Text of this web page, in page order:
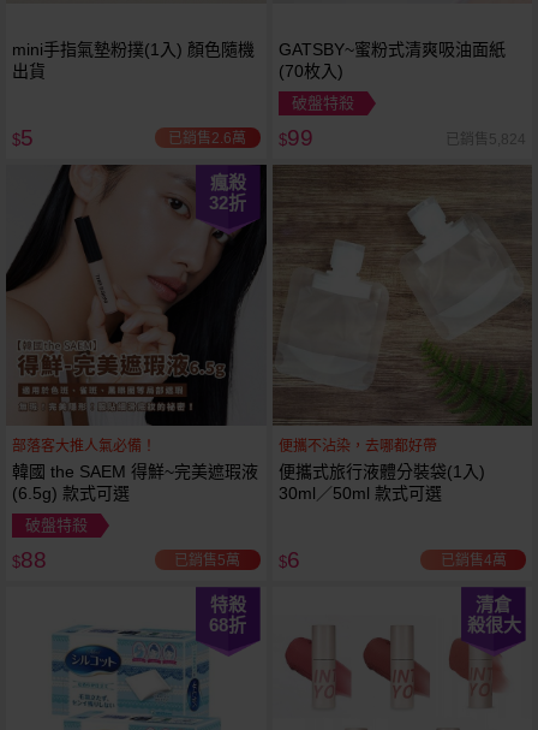
mini手指氣墊粉撲(1入) 顏色隨機
出貨
$5 已銷售2.6萬
GATSBY~蜜粉式清爽吸油面紙
(70枚入)
破盤特殺
$99 已銷售5,824
瘋殺
32折
部落客大推人氣必備！
韓國 the SAEM 得鮮~完美遮瑕液
(6.5g) 款式可選
破盤特殺
$88 已銷售5萬
便攜不沾染，去哪都好帶
便攜式旅行液體分裝袋(1入)
30ml／50ml 款式可選
$6 已銷售4萬
特殺
68折
清倉
殺很大